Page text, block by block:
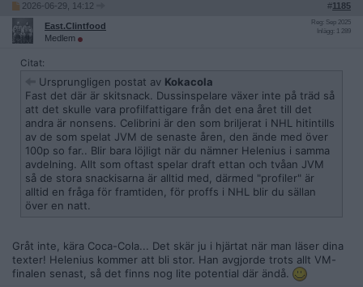
2026-06-29, 14:12 #1185
East.Clintfood
Medlem
Reg: Sep 2025
Inlägg: 1 289
Citat:
Ursprungligen postat av Kokacola
Fast det där är skitsnack. Dussinspelare växer inte på träd så
att det skulle vara profilfattigare från det ena året till det
andra är nonsens. Celibrini är den som briljerat i NHL hitintills
av de som spelat JVM de senaste åren, den ände med över
100p so far.. Blir bara löjligt när du nämner Helenius i samma
avdelning. Allt som oftast spelar draft ettan och tvåan JVM
så de stora snackisarna är alltid med, därmed "profiler" är
alltid en fråga för framtiden, för proffs i NHL blir du sällan
över en natt.
Gråt inte, kära Coca-Cola... Det skär ju i hjärtat när man läser dina
texter! Helenius kommer att bli stor. Han avgjorde trots allt VM-
finalen senast, så det finns nog lite potential där ändå.